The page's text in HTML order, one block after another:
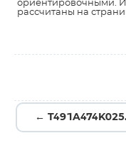
ориентировочными.
рассчитаны на
←